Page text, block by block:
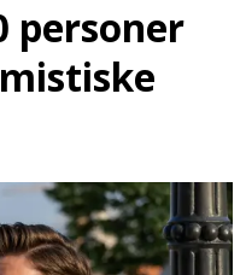
personer